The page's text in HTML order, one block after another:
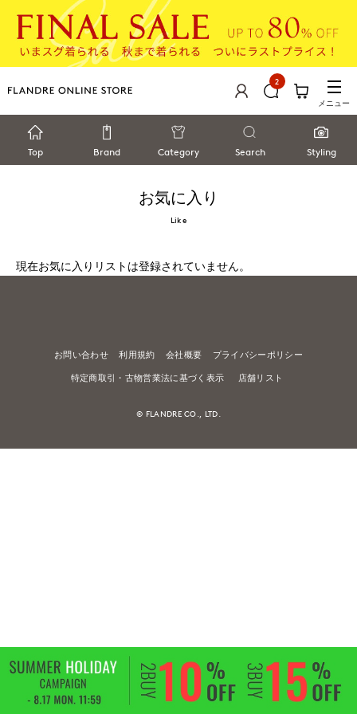
2
メニュー
Top Brand Category Search Styling
お気に入り
Like
現在お気に入りリストは登録されていません。
お問い合わせ 利用規約 会社概要 プライバシーポリシー
特定商取引・古物営業法に基づく表示 店舗リスト
© FLANDRE CO., LTD.